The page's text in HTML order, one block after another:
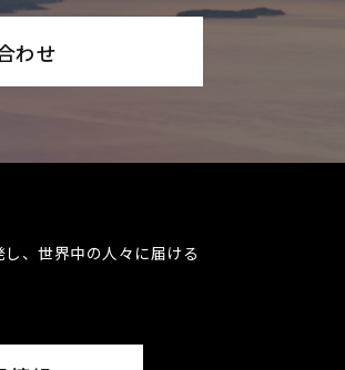
わせ
、世界中の人々に届ける​